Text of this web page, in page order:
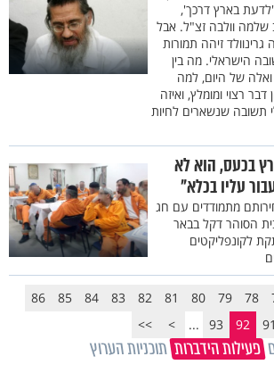
בארץ דרכך',
שלמה וולבה זצ"ל. אבל
זיהה תמורות
הישראלי. מה בין
של היום, למה
רצוי ומומלץ, ואיזה
תשובה שנשארים לחיות
בכעס, הוא לא
עליו בכלא"
מתמודדים עם חג
בית הסוהר דקל בבאר
לקונפליקטים
78
79
80
81
82
83
84
85
86
91
92
93
...
>
>>
פעילות הידברות תוכניות הערוץ